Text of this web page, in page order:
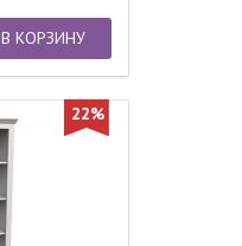
В КОРЗИНУ
22%